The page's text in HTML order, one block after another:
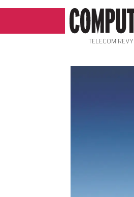
TELECOM REVY